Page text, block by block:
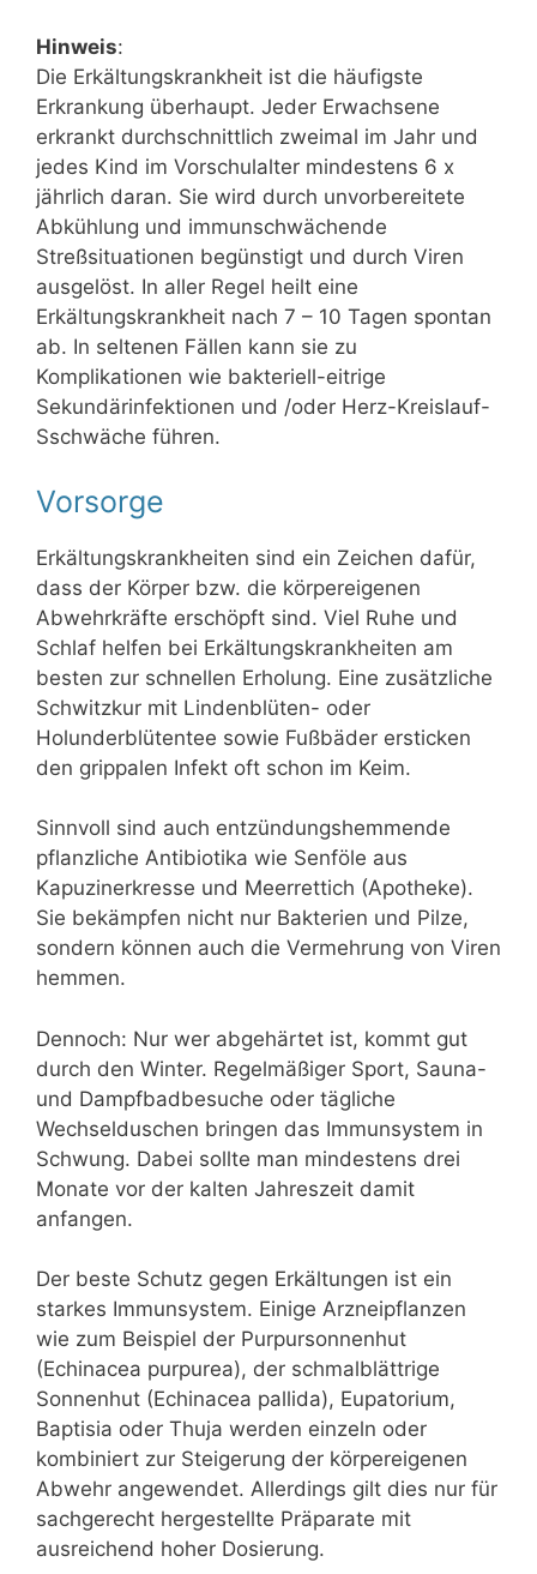
Hinweis:
Die Erkältungskrankheit ist die häufigste
Erkrankung überhaupt. Jeder Erwachsene
erkrankt durchschnittlich zweimal im Jahr und
jedes Kind im Vorschulalter mindestens 6 x
jährlich daran. Sie wird durch unvorbereitete
Abkühlung und immunschwächende
Streßsituationen begünstigt und durch Viren
ausgelöst. In aller Regel heilt eine
Erkältungskrankheit nach 7 – 10 Tagen spontan
ab. In seltenen Fällen kann sie zu
Komplikationen wie bakteriell-eitrige
Sekundärinfektionen und /oder Herz-Kreislauf-
Sschwäche führen.
Vorsorge
Erkältungskrankheiten sind ein Zeichen dafür,
dass der Körper bzw. die körpereigenen
Abwehrkräfte erschöpft sind. Viel Ruhe und
Schlaf helfen bei Erkältungskrankheiten am
besten zur schnellen Erholung. Eine zusätzliche
Schwitzkur mit Lindenblüten- oder
Holunderblütentee sowie Fußbäder ersticken
den grippalen Infekt oft schon im Keim.
Sinnvoll sind auch entzündungshemmende
pflanzliche Antibiotika wie Senföle aus
Kapuzinerkresse und Meerrettich (Apotheke).
Sie bekämpfen nicht nur Bakterien und Pilze,
sondern können auch die Vermehrung von Viren
hemmen.
Dennoch: Nur wer abgehärtet ist, kommt gut
durch den Winter. Regelmäßiger Sport, Sauna-
und Dampfbadbesuche oder tägliche
Wechselduschen bringen das Immunsystem in
Schwung. Dabei sollte man mindestens drei
Monate vor der kalten Jahreszeit damit
anfangen.
Der beste Schutz gegen Erkältungen ist ein
starkes Immunsystem. Einige Arzneipflanzen
wie zum Beispiel der Purpursonnenhut
(Echinacea purpurea), der schmalblättrige
Sonnenhut (Echinacea pallida), Eupatorium,
Baptisia oder Thuja werden einzeln oder
kombiniert zur Steigerung der körpereigenen
Abwehr angewendet. Allerdings gilt dies nur für
sachgerecht hergestellte Präparate mit
ausreichend hoher Dosierung.